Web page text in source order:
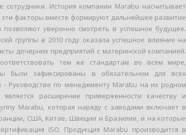
сотрудники. История компании Marabu насчитывает
эти факторы вместе формируют дальнейшее развитие
позволяют уверенно смотреть в успешное будущее.
группы в 2010 году оказала успешное влияние на
дочерних предприятий с материнской компанией.
тем же стандартам во всём мире,
были зафиксированы в обязательном для всех
- Руководстве по менеджменту Marabu на их родном
является расширение приверженности качеству и
Marabu, которая наряду с заводами включает в
США, Китае, Швеции и Бразилии, и на которые
ISO. Продукция Marabu производится в